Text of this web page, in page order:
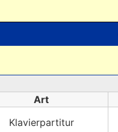
Art
Klavierpartitur